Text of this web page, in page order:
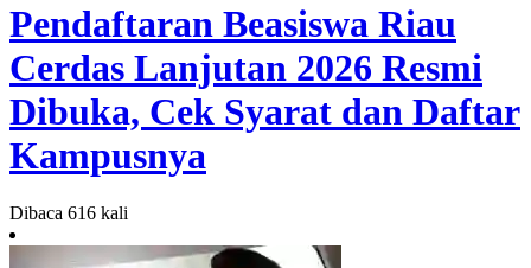
Pendaftaran Beasiswa Riau
Cerdas Lanjutan 2026 Resmi
Dibuka, Cek Syarat dan Daftar
Kampusnya
Dibaca 616 kali